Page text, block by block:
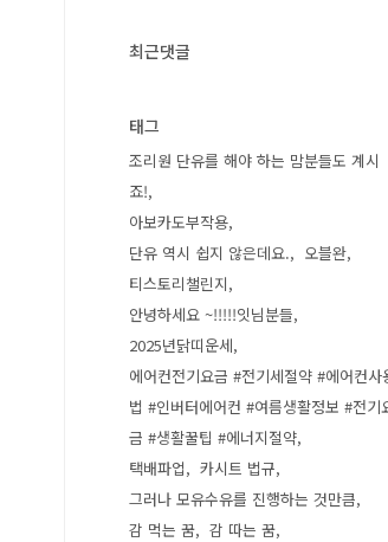
최근댓글
태그
조리원 단유를 해야 하는 맘분들도 계시
죠!
아보카도부작용
단유 역시 쉽지 않은데요.
오블완
티스토리챌린지
안녕하세요 ~!!!!!잇님분들
2025년닭띠운세
에어컨전기요금 #전기세절약 #에어컨사
법 #인버터에어컨 #여름생활정보 #전기
금 #생활꿀팁 #에너지절약
택배파업
카시트 법규
그러나 모유수유를 진행하는 것만큼
감 먹는 꿈
감 따는 꿈